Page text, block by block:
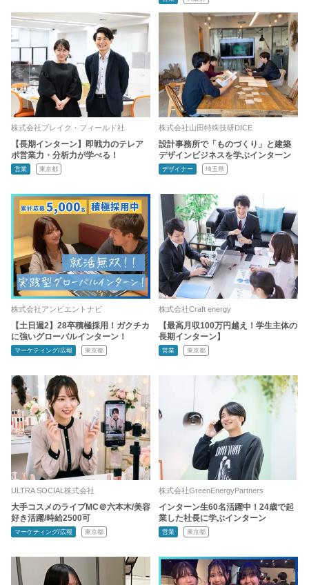
株式会社ブレイク・フィールド社
【長期インターン】即戦力のテレア
ポ営業力・分析力が学べる！
営業 東京都
株式会社山田特殊技研DICE
設計事務所で「ものづくり」と建築
デザインビジネスを学ぶインターン
デザイナー 埼玉県
株式会社アンビエントナビ
【土日週2】28卒積極採用！ガクチカ
に強いグローバルインターン！
マーケティング/広報 東京都
株式会社Craft energy
【最高月収100万円越え！学生主体の
長期インターン】
営業 東京都
ULTRA SOCIAL株式会社
大手コスメのライブMC＠六本木/美容
好き活躍/時給2500可
マーケティング/広報 東京都
株式会社GreenEnergyPartners
インターン生60名活躍中！24歳で起
業した社長に学ぶインターン
営業 東京都